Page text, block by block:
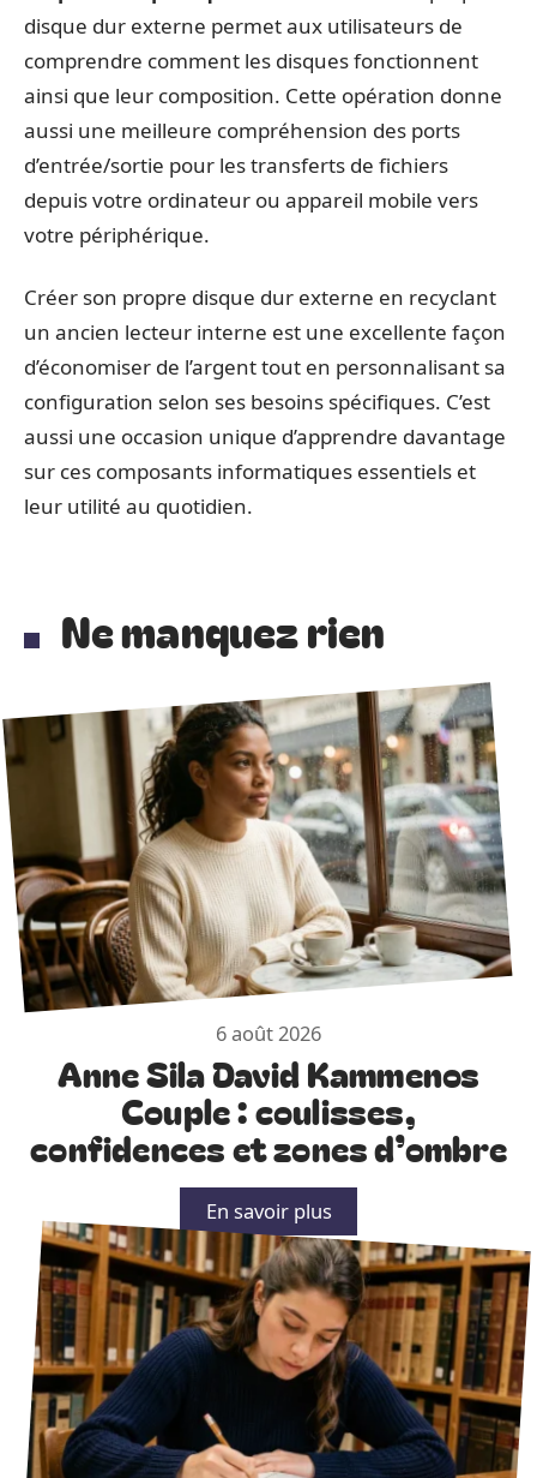
disque dur externe permet aux utilisateurs de
comprendre comment les disques fonctionnent
ainsi que leur composition. Cette opération donne
aussi une meilleure compréhension des ports
d’entrée/sortie pour les transferts de fichiers
depuis votre ordinateur ou appareil mobile vers
votre périphérique.
Créer son propre disque dur externe en recyclant
un ancien lecteur interne est une excellente façon
d’économiser de l’argent tout en personnalisant sa
configuration selon ses besoins spécifiques. C’est
aussi une occasion unique d’apprendre davantage
sur ces composants informatiques essentiels et
leur utilité au quotidien.
Ne manquez rien
6 août 2026
Anne Sila David Kammenos
Couple : coulisses,
confidences et zones d’ombre
En savoir plus